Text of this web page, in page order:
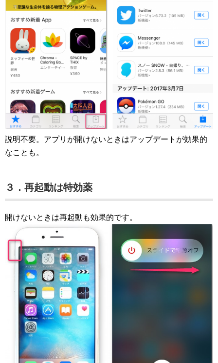
説明不要。アプリが開けないときはアップデートが効果的
なことも。
３．再起動は特効薬
開けないときは再起動も効果的です。